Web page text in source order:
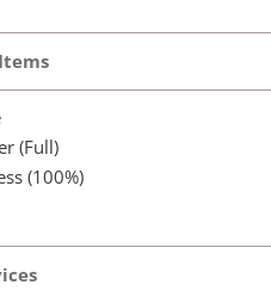
(Full)
(100%)